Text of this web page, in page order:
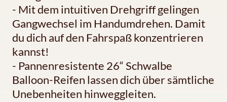
- Mit dem intuitiven Drehgriff gelingen
Gangwechsel im Handumdrehen. Damit
du dich auf den Fahrspaß konzentrieren
kannst!
- Pannenresistente 26“ Schwalbe
Balloon-Reifen lassen dich über sämtliche
Unebenheiten hinweggleiten.